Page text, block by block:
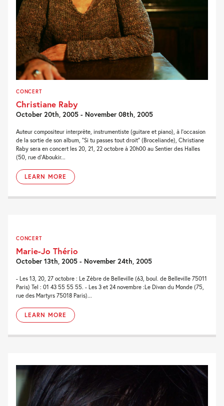
CONCERT
Christiane Raby
October 20th, 2005 - November 08th, 2005
Auteur compositeur interprète, instrumentiste (guitare et piano), à l’occasion
de la sortie de son album, “Si tu passes tout droit” (Broceliande), Christiane
Raby sera en concert les 20, 21, 22 octobre à 20h00 au Sentier des Halles
(50, rue d’Aboukir...
LEARN MORE
CONCERT
Marie-Jo Thério
October 13th, 2005 - November 24th, 2005
- Les 13, 20, 27 octobre : Le Zèbre de Belleville (63, boul. de Belleville 75011
Paris) Tel : 01 43 55 55 55. - Les 3 et 24 novembre :Le Divan du Monde (75,
rue des Martyrs 75018 Paris)...
LEARN MORE